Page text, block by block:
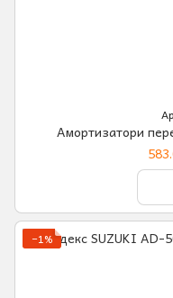
Амортизатори
−1%